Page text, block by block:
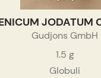
JODATUM
Gudjons GmbH
1.5 g
Globuli